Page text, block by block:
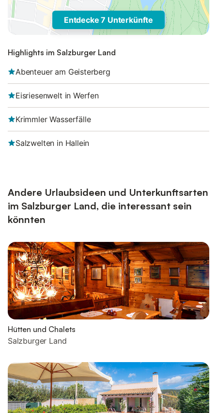
Entdecke 7 Unterkünfte
Highlights im Salzburger Land
Abenteuer am Geisterberg
Eisriesenwelt in Werfen
Krimmler Wasserfälle
Salzwelten in Hallein
Andere Urlaubsideen und Unterkunftsarten
im Salzburger Land, die interessant sein
könnten
Hütten und Chalets
Salzburger Land